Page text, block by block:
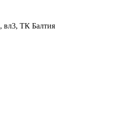
вл3, ТК Балтия